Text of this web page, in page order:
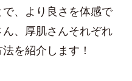
、より良さを体感で
、厚肌さんそれぞれ
を紹介します！